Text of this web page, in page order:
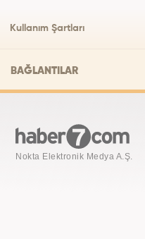
Kullanım Şartları
BAĞLANTILAR
Nokta Elektronik Medya A.Ş.